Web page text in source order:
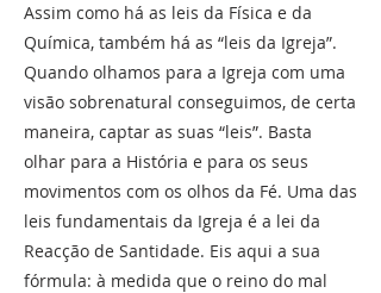
Assim como há as leis da Física e da
Química, também há as “leis da Igreja”.
Quando olhamos para a Igreja com uma
visão sobrenatural conseguimos, de certa
maneira, captar as suas “leis”. Basta
olhar para a História e para os seus
movimentos com os olhos da Fé. Uma das
leis fundamentais da Igreja é a lei da
Reacção de Santidade. Eis aqui a sua
fórmula: à medida que o reino do mal